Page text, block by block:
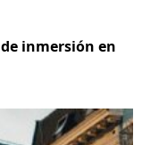
inmersión en